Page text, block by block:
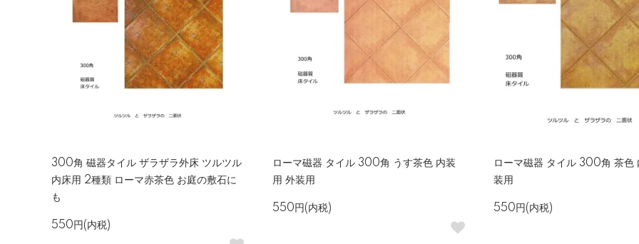
300角 磁器タイル ザラザラ外床 ツルツル
内床用 2種類 ローマ赤茶色 お庭の敷石に
も
550円(内税)
ローマ磁器 タイル 300角 うす茶色 内装
用 外装用
550円(内税)
ローマ磁器 タイル 300角 茶色
装用
550円(内税)